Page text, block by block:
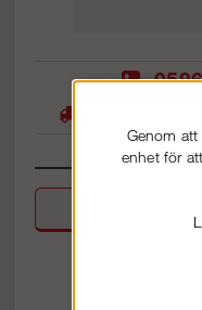
Genom
enhet för